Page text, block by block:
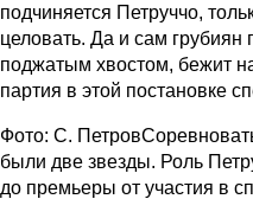
подчиняется Петруччо,
целовать. Да и сам
поджатым хвостом, бежит
партия в этой постановке
Фото: С.
были две звезды. Роль
до премьеры от участия в